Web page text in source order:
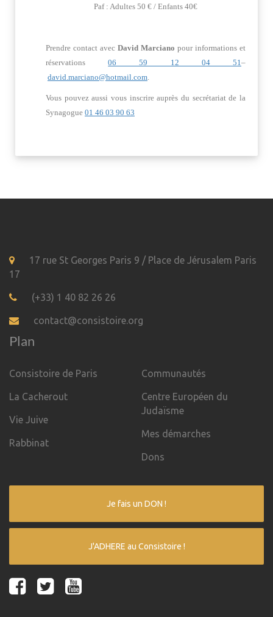
Paf : Adultes 50 € / Enfants 40€
Prendre contact avec David Marciano pour informations et
réservations06 59 12 04 51–
david.marciano@hotmail.com.
Vous pouvez aussi vous inscrire auprès du secrétariat de la
Synagogue 01 46 03 90 63
17 rue St Georges Paris 9 / Place de Jérusalem Paris
17
(+33) 1 40 82 26 26
contact@consistoire.org
Plan
Consistoire de Paris
La Cacherout
Vie Juive
Rabbinat
Communautés
Centre Européen du
Judaïsme
Mes démarches
Dons
Je fais un DON !
J'ADHERE au Consistoire !